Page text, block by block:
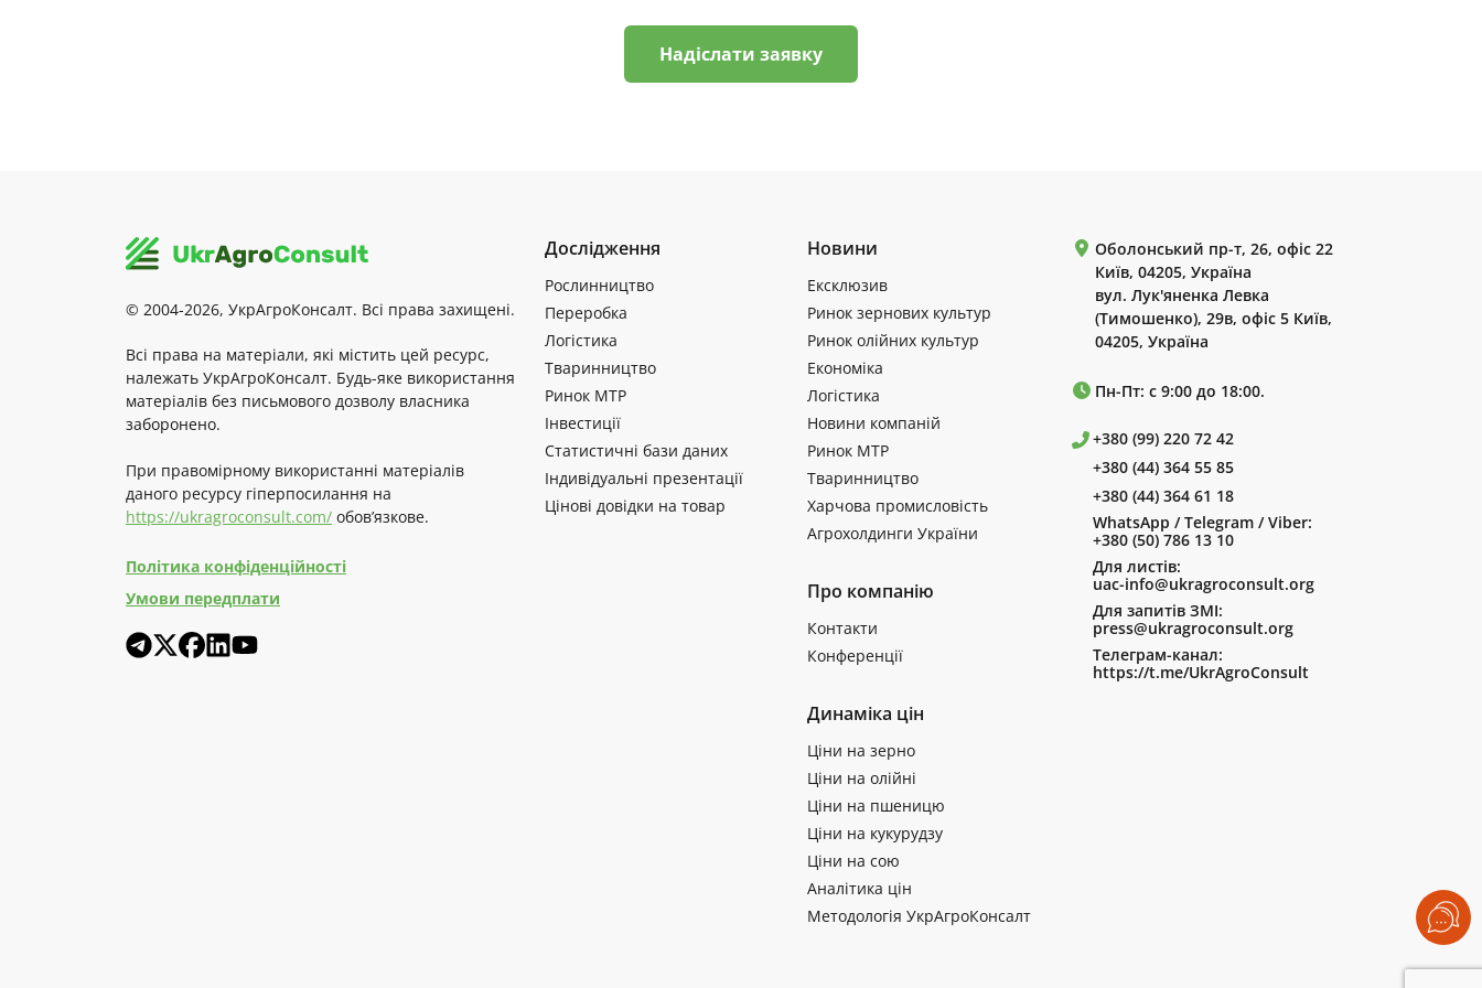
Надіслати заявку
© 2004-2026, УкрАгроКонсалт. Всі права захищені.
Всі права на матеріали, які містить цей ресурс,
належать УкрАгроКонсалт. Будь-яке використання
матеріалів без письмового дозволу власника
заборонено.
При правомірному використанні матеріалів
даного ресурсу гіперпосилання на
https://ukragroconsult.com/ обов’язкове.
Політика конфіденційності
Умови передплати
Дослідження
Рослинництво
Переробка
Логістика
Тваринництво
Ринок МТР
Інвестиції
Статистичні бази даних
Індивідуальні презентації
Цінові довідки на товар
Новини
Ексклюзив
Ринок зернових культур
Ринок олійних культур
Економіка
Логістика
Новини компаній
Ринок МТР
Тваринництво
Харчова промисловість
Агрохолдинги України
Про компанію
Контакти
Конференції
Динаміка цін
Ціни на зерно
Ціни на олійні
Ціни на пшеницю
Ціни на кукурудзу
Ціни на сою
Аналітика цін
Методологія УкрАгроКонсалт
Оболонський пр-т, 26, офіс 22
Київ, 04205, Україна
вул. Лук'яненка Левка
(Тимошенко), 29в, офіс 5 Київ,
04205, Україна
Пн-Пт: с 9:00 до 18:00.
+380 (99) 220 72 42
+380 (44) 364 55 85
+380 (44) 364 61 18
WhatsApp / Telegram / Viber:
+380 (50) 786 13 10
Для листів:
uac-info@ukragroconsult.org
Для запитів ЗМІ:
press@ukragroconsult.org
Телеграм-канал:
https://t.me/UkrAgroConsult